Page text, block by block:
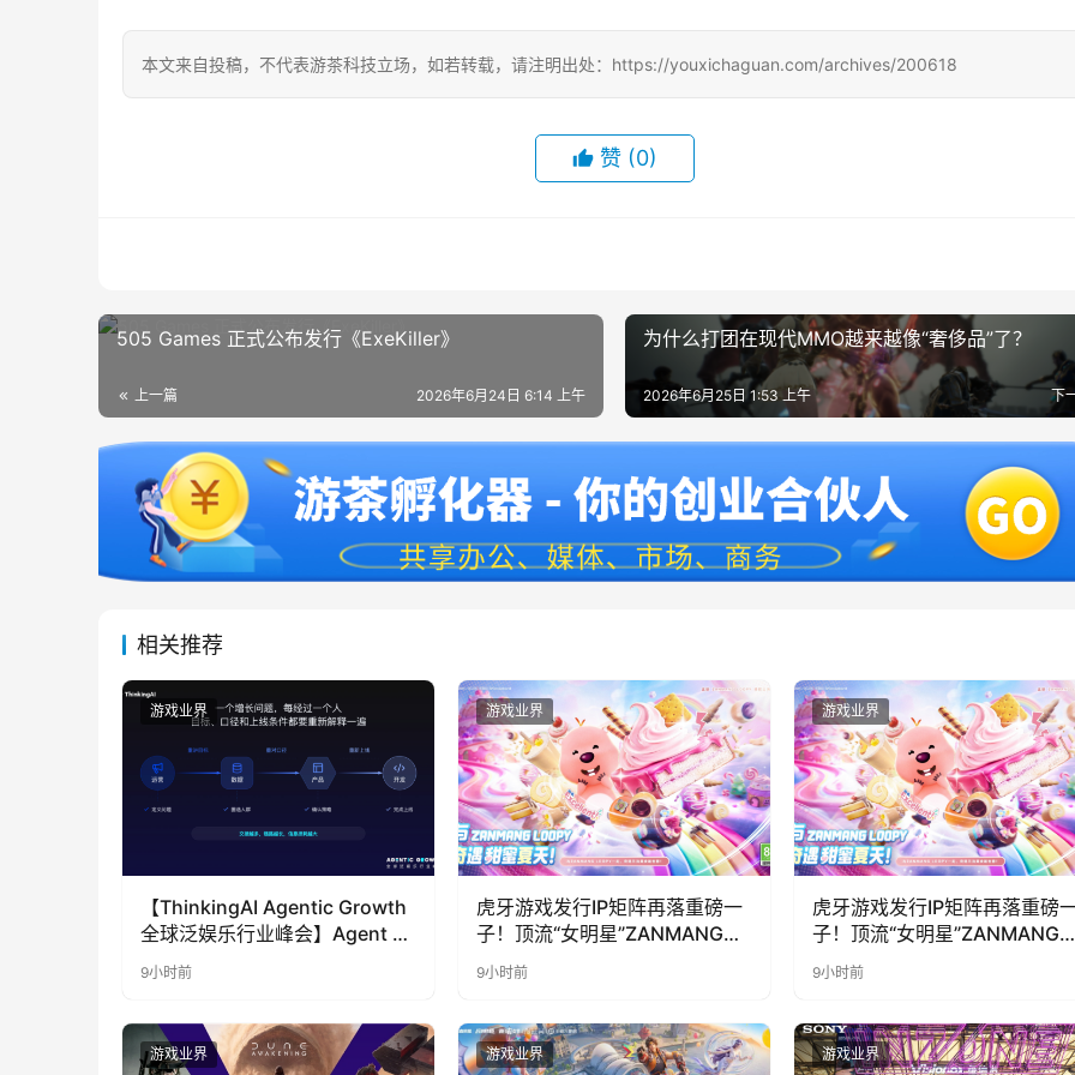
本文来自投稿，不代表游茶科技立场，如若转载，请注明出处：https://youxichaguan.com/archives/200618
赞 (0)
505 Games 正式公布发行《ExeKiller》
上一篇 2026年6月24日 6:14 上午
为什么打团在现代MMO越来越像“奢侈品”了？
下
2026年6月25日 1:53 上午
相关推荐
游戏业界
【ThinkingAI Agentic Growth
全球泛娱乐行业峰会】Agent 时
代，人到底负责什么
9小时前
游戏业界
虎牙游戏发行IP矩阵再落重磅一
子！顶流“女明星”ZANMANG
LOOPY 正版3D消除手游《消消
奇遇》惊喜曝光
9小时前
游戏业界
虎牙游戏发行IP矩阵再落重磅
子！顶流“女明星”ZANMANG
LOOPY 正版3D消除手游《消
奇遇》惊喜曝光
9小时前
游戏业界 游戏业界 游戏业界